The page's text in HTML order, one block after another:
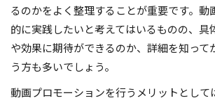
るのかをよく整理することが重要です。動
的に実践したいと考えてはいるものの、具
や効果に期待ができるのか、詳細を知って
う方も多いでしょう。
動画プロモーションを行うメリットとして